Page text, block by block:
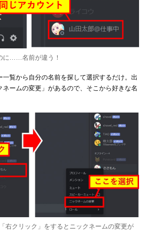
に……名前が違う！
覧から自分の名前を探して選択するだけ。出
ームの変更」があるので、そこから好きな名
右クリック」をするとニックネームの変更が